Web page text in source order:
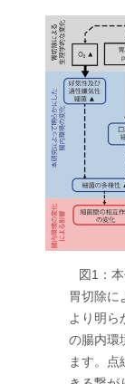
図1：
胃切除に
より明ら
の腸内環
ます。